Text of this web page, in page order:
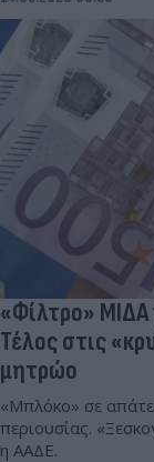
«Φίλτρο» ΜΙΔΑ
Τέλος στις
μητρώο
«Μπλόκο» σε
περιουσίας.
η ΑΑΔΕ.